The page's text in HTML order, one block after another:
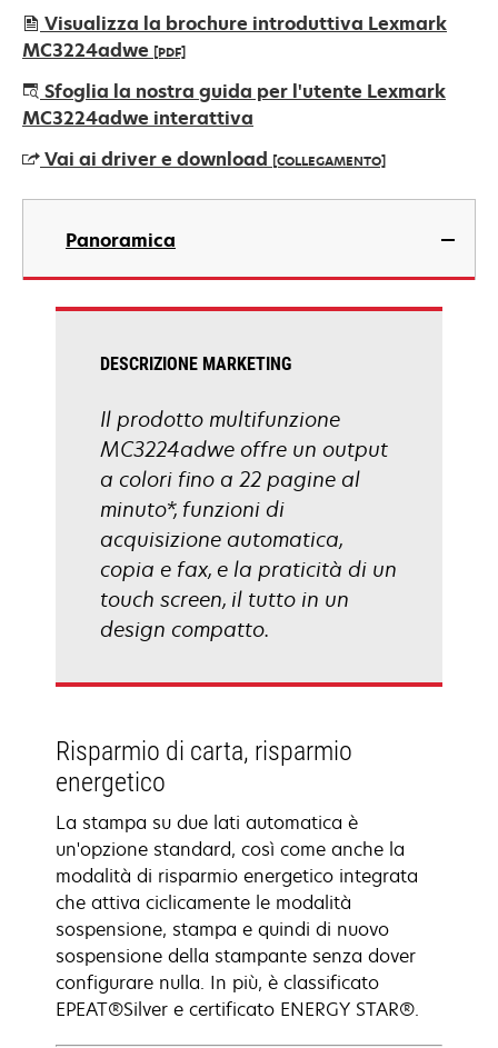
Visualizza la brochure introduttiva Lexmark
MC3224adwe [PDF]
si
apre
una
nuova
Sfoglia la nostra guida per l'utente Lexmark
MC3224adwe interattiva
Vai ai driver e download [COLLEGAMENTO]
si
una
nuova
Panoramica
DESCRIZIONE MARKETING
Il prodotto multifunzione
MC3224adwe offre un output
a colori fino a 22 pagine al
minuto*, funzioni di
acquisizione automatica,
copia e fax, e la praticità di un
touch screen, il tutto in un
design compatto.
Risparmio di carta, risparmio
energetico
La stampa su due lati automatica è
un'opzione standard, così come anche la
modalità di risparmio energetico integrata
che attiva ciclicamente le modalità
sospensione, stampa e quindi di nuovo
sospensione della stampante senza dover
configurare nulla. In più, è classificato
EPEAT®Silver e certificato ENERGY STAR®.